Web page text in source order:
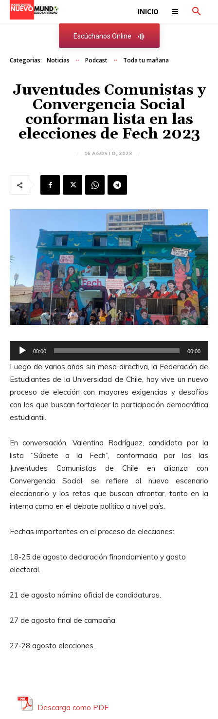
INICIO
Escúchanos Online
Categorias: Noticias Podcast Toda tu mañana
Juventudes Comunistas y
Convergencia Social
conforman lista en las
elecciones de Fech 2023
16 AGOSTO, 2023
e
p
r
o
d
u
t
o
r
d
e
A
d
o
00:00 00:00
Luego de varios años sin mesa directiva, la Federación de
Estudiantes de la Universidad de Chile, hoy vive un nuevo
proceso de elección con mayores exigencias y desafíos
con los que buscan fortalecer la participación democrática
estudiantil.
En conversación, Valentina Rodríguez, candidata por la
lista “Súbete a la Fech”, conformada por las las
Juventudes Comunistas de Chile en alianza con
Convergencia Social, se refiere al nuevo escenario
eleccionario y los retos que buscan afrontar, tanto en la
interna como en el debate político a nivel país.
Fechas importantes en el proceso de elecciones:
18-25 de agosto declaración financiamiento y gasto
electoral.
21 de agosto nómina oficial de candidaturas.
27 de agosto final de campaña.
27-28 agosto elecciones.
Descarga como PDF